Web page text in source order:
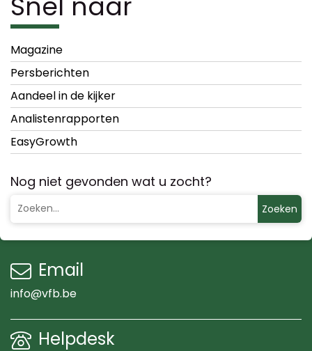
Magazine
Persberichten
Aandeel in de kijker
Analistenrapporten
EasyGrowth
Nog niet gevonden wat u zocht?
Zoeken
Email
info@vfb.be
Helpdesk